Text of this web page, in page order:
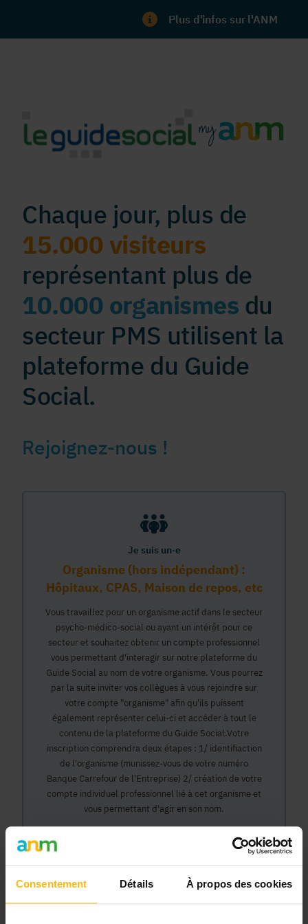
Consentement Détails À propos des cookies
Plus d'infos sur l'ANM
Chaque jour, plus de
15.000 visiteurs
représentant plus de
10.000 organismes du
secteur PMS utilisent la
plateforme du Guide
Social.
Rejoignez-nous !
Je suis un·e
Organisme (hors indépendant) :
Hôpitaux, CPAS, Maison de repos, etc
Vous travaillez pour un organisme actif dans le secteur
psycho-médico-social ou ayant un intérêt pour ce
secteur et souhaitez obtenir un compte professionnel
vous permettant d'interagir sur notre plateforme du
Guide Social au nom de votre organisme. Vous pourrez
par la suite inviter vos collègues à vous rejoindre sur
votre compte "organisme" afin qu'ils puissent
également représenter celui-ci et accéder à tout le
contenu de la plateforme du Guide Social.Votre
inscription comprendra deux étapes : 1/ identifiaction
de l'organisme (munissez-vous de votre numéro
Banque Carrefour de l'Entreprise) 2/ création de votre
compte individuel professionnel lié à cet organisme et
vous permettant d'agir en son nom.